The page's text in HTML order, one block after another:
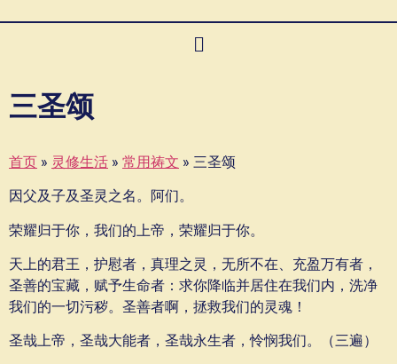
三圣颂
首页 » 灵修生活 » 常用祷文 » 三圣颂
因父及子及圣灵之名。阿们。
荣耀归于你，我们的上帝，荣耀归于你。
天上的君王，护慰者，真理之灵，无所不在、充盈万有者，
圣善的宝藏，赋予生命者：求你降临并居住在我们内，洗净
我们的一切污秽。圣善者啊，拯救我们的灵魂！
圣哉上帝，圣哉大能者，圣哉永生者，怜悯我们。（三遍）